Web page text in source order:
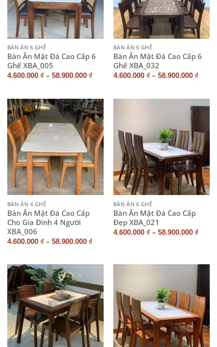
BÀN ĂN 6 GHẾ
Bàn Ăn Mặt Đá Cao Cấp 6
Ghế XBA_005
4.600.000 ₫ – 58.900.000 ₫
BÀN ĂN 6 GHẾ
Bàn Ăn Mặt Đá Cao Cấp 6
Ghế XBA_032
4.600.000 ₫ – 58.900.000 ₫
BÀN ĂN 4 GHẾ
Bàn Ăn Mặt Đá Cao Cấp
Cho Gia Đình 4 Người
XBA_006
4.600.000 ₫ – 58.900.000 ₫
BÀN ĂN 6 GHẾ
Bàn Ăn Mặt Đá Cao Cấp
Đẹp XBA_021
4.600.000 ₫ – 58.900.000 ₫